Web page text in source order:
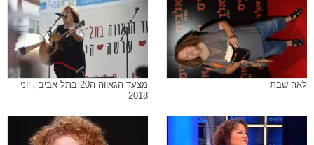
לאה שבת
מצעד הגאווה ה20 בתל אביב , יוני
2018